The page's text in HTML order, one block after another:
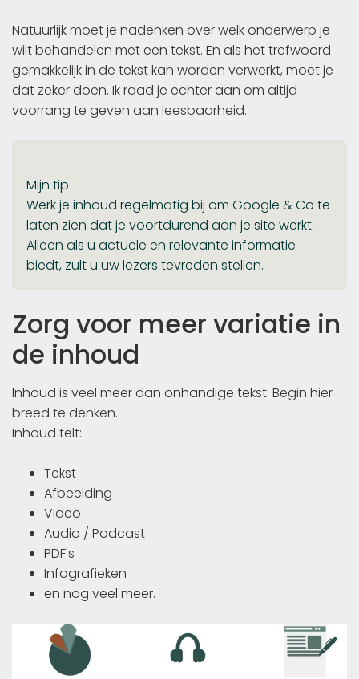
Natuurlijk moet je nadenken over welk onderwerp je
wilt behandelen met een tekst. En als het trefwoord
gemakkelijk in de tekst kan worden verwerkt, moet je
dat zeker doen. Ik raad je echter aan om altijd
voorrang te geven aan leesbaarheid.
Mijn tip
Werk je inhoud regelmatig bij om Google & Co te
laten zien dat je voortdurend aan je site werkt.
Alleen als u actuele en relevante informatie
biedt, zult u uw lezers tevreden stellen.
Zorg voor meer variatie in
de inhoud
Inhoud is veel meer dan onhandige tekst. Begin hier
breed te denken.
Inhoud telt:
Tekst
Afbeelding
Video
Audio / Podcast
PDF's
Infografieken
en nog veel meer.